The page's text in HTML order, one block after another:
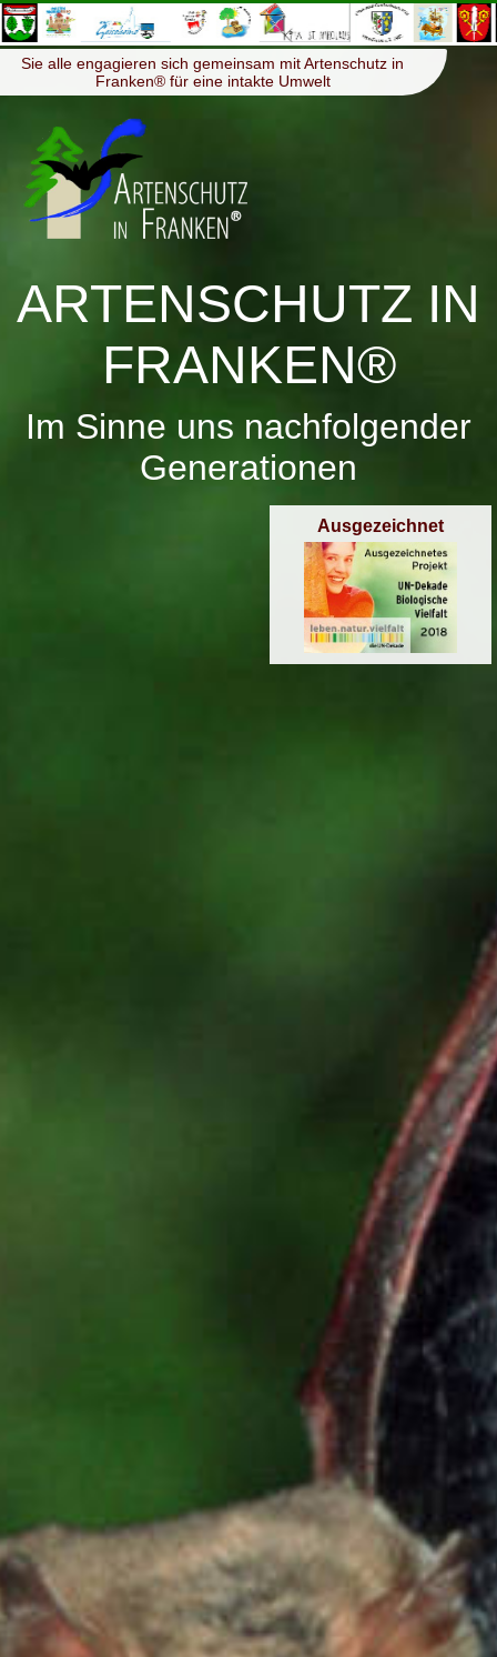
Menü ≡
Sie alle engagieren sich gemeinsam mit Artenschutz in
Franken® für eine intakte Umwelt
ARTENSCHUTZ IN
FRANKEN®
Im Sinne uns nachfolgender
Generationen
Ausgezeichnet